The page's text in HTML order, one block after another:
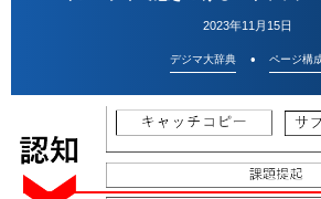
2023年11月15日
デジマ大辞典 ページ構